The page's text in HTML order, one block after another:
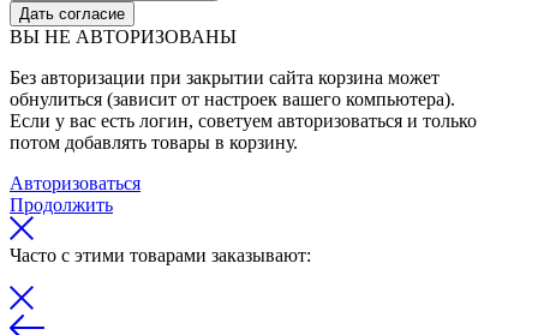
Дать согласие
ВЫ НЕ АВТОРИЗОВАНЫ
Без авторизации при закрытии сайта корзина может
обнулиться (зависит от настроек вашего компьютера).
Если у вас есть логин, советуем авторизоваться и только
потом добавлять товары в корзину.
Авторизоваться
Продолжить
Часто с этими товарами заказывают: